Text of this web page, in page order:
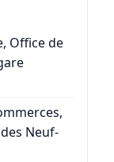
Office de
Neuf-